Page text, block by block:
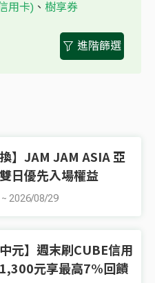
用卡) 、 樹享券
進階篩選
換】JAM JAM ASIA 亞
日優先入場權益
~ 2026/08/29
中元】週末刷CUBE信用
元享最高7%回饋